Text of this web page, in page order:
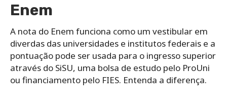
Enem
A nota do Enem funciona como um vestibular em
diverdas das universidades e institutos federais e a
pontuação pode ser usada para o ingresso superior
através do SiSU, uma bolsa de estudo pelo ProUni
ou financiamento pelo FIES. Entenda a diferença.